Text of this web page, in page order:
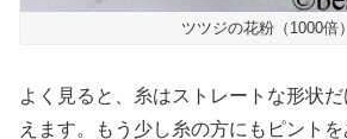
ツツジの花粉（1000倍）
よく見ると、糸はストレートな形状
えます。もう少し糸の方にもピントを